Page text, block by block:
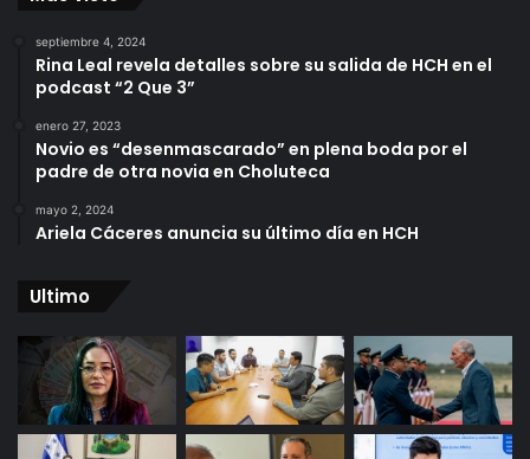
septiembre 4, 2024
Rina Leal revela detalles sobre su salida de HCH en el
podcast “2 Que 3”
enero 27, 2023
Novio es “desenmascarado” en plena boda por el
padre de otra novia en Choluteca
mayo 2, 2024
Ariela Cáceres anuncia su último día en HCH
Ultimo